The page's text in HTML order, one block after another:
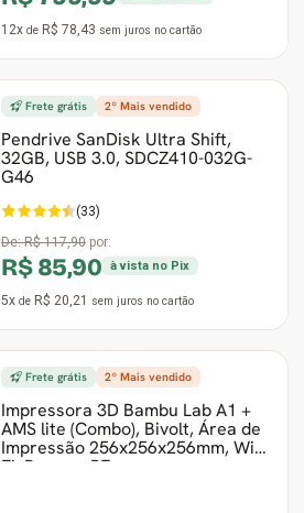
12x de R$ 78,43 sem juros no cartão
Frete grátis 2º Mais vendido
Pendrive SanDisk Ultra Shift,
32GB, USB 3.0, SDCZ410-032G-
G46
(33)
De:R$ 117,90 por:
R$ 85,90 à vista no Pix
5x de R$ 20,21 sem juros no cartão
Frete grátis 2º Mais vendido
Impressora 3D Bambu Lab A1 +
AMS lite (Combo), Bivolt, Área de
Impressão 256x256x256mm, Wi-
Fi, Branco, PF